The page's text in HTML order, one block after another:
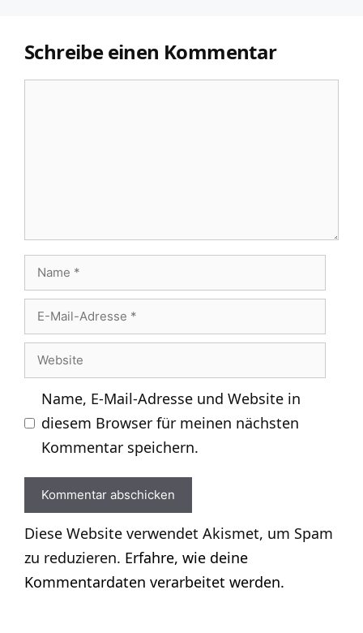
Schreibe einen Kommentar
Name
Mail-
Adresse
Website
Name, E-Mail-Adresse und Website in
diesem Browser für meinen nächsten
Kommentar speichern.
Diese Website verwendet Akismet, um Spam
zu reduzieren. Erfahre, wie deine
Kommentardaten verarbeitet werden.